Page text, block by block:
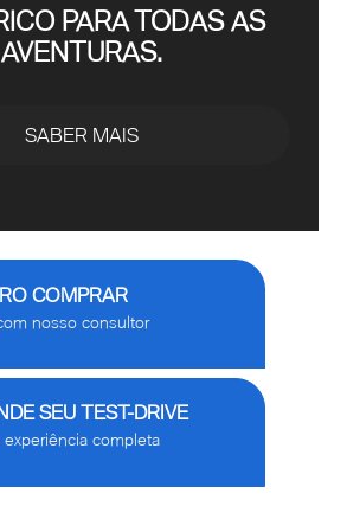
PARA TODAS AS
AVENTURAS.
SABER MAIS
COMPRAR
nosso consultor
SEU TEST-DRIVE
experiência completa